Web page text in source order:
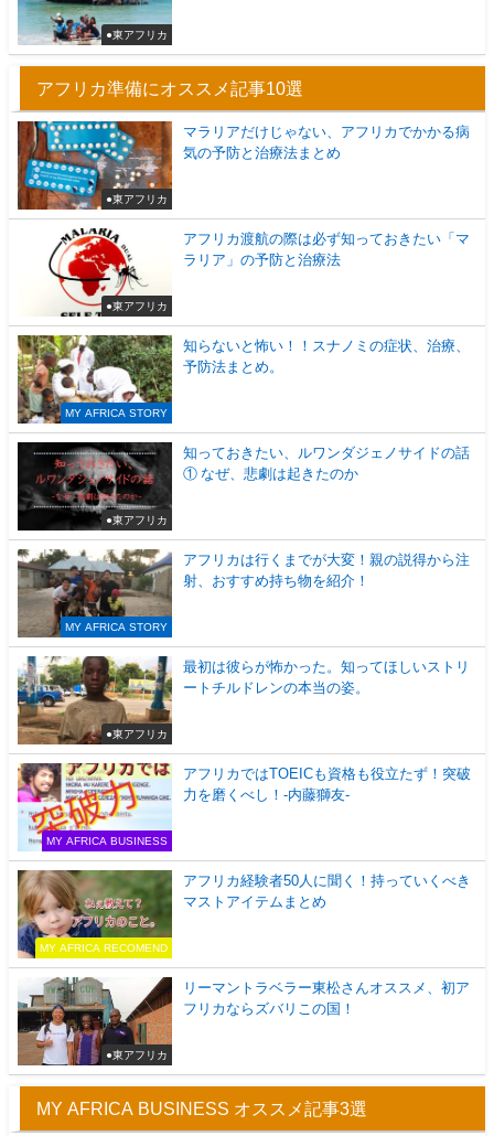
●東アフリカ
アフリカ準備にオススメ記事10選
●東アフリカ
マラリアだけじゃない、アフリカでかかる病
気の予防と治療法まとめ
●東アフリカ
アフリカ渡航の際は必ず知っておきたい「マ
ラリア」の予防と治療法
MY AFRICA STORY
知らないと怖い！！スナノミの症状、治療、
予防法まとめ。
●東アフリカ
知っておきたい、ルワンダジェノサイドの話
① なぜ、悲劇は起きたのか
MY AFRICA STORY
アフリカは行くまでが大変！親の説得から注
射、おすすめ持ち物を紹介！
●東アフリカ
最初は彼らが怖かった。知ってほしいストリ
ートチルドレンの本当の姿。
MY AFRICA BUSINESS
アフリカではTOEICも資格も役立たず！突破
力を磨くべし！-内藤獅友-
MY AFRICA RECOMEND
アフリカ経験者50人に聞く！持っていくべき
マストアイテムまとめ
●東アフリカ
リーマントラベラー東松さんオススメ、初ア
フリカならズバリこの国！
MY AFRICA BUSINESS オススメ記事3選